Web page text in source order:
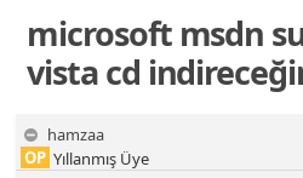
microsoft msdn
vista cd
hamzaa
OP Yıllanmış Üye